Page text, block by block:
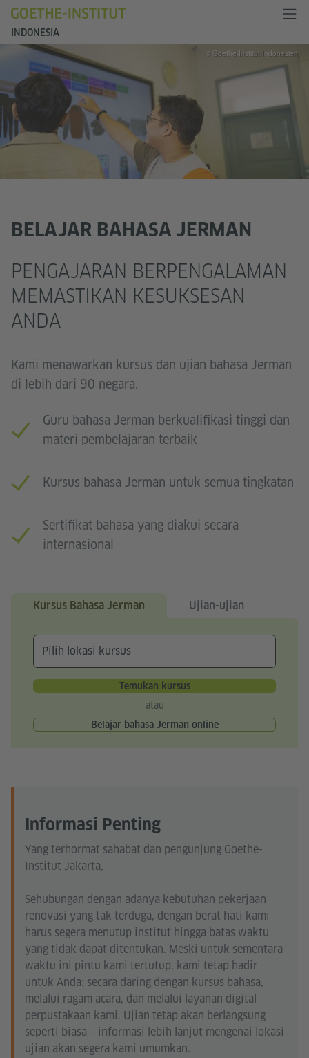
INDONESIA
© Goethe-Institut Indonesien
BELAJAR BAHASA JERMAN
PENGAJARAN BERPENGALAMAN
MEMASTIKAN KESUKSESAN
ANDA
Kami menawarkan kursus dan ujian bahasa Jerman
di lebih dari 90 negara.
Guru bahasa Jerman berkualifikasi tinggi dan
materi pembelajaran terbaik
Kursus bahasa Jerman untuk semua tingkatan
Sertifikat bahasa yang diakui secara
internasional
Kursus Bahasa Jerman Ujian-ujian
Temukan kursus
atau
Belajar bahasa Jerman online
Informasi Penting
Yang terhormat sahabat dan pengunjung Goethe-
Institut Jakarta,
Sehubungan dengan adanya kebutuhan pekerjaan
renovasi yang tak terduga, dengan berat hati kami
harus segera menutup institut hingga batas waktu
yang tidak dapat ditentukan. Meski untuk sementara
waktu ini pintu kami tertutup, kami tetap hadir
untuk Anda: secara daring dengan kursus bahasa,
melalui ragam acara, dan melalui layanan digital
perpustakaan kami. Ujian tetap akan berlangsung
seperti biasa – informasi lebih lanjut mengenai lokasi
ujian akan segera kami umumkan.